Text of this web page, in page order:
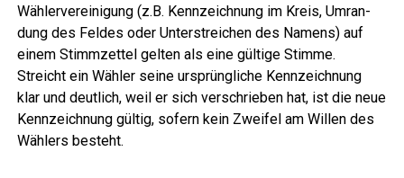
Wäh­ler­ver­ei­ni­gung (z.B. Kenn­zeich­nung im Kreis, Umran­
dung des Fel­des oder Unter­strei­chen des Namens) auf
einem Stimm­zet­tel gel­ten als eine gül­ti­ge Stim­me.
Streicht ein Wäh­ler sei­ne ursprüng­li­che Kenn­zeich­nung
klar und deut­lich, weil er sich ver­schrie­ben hat, ist die neue
Kenn­zeich­nung gül­tig, sofern kein Zwei­fel am Wil­len des
Wäh­lers besteht.